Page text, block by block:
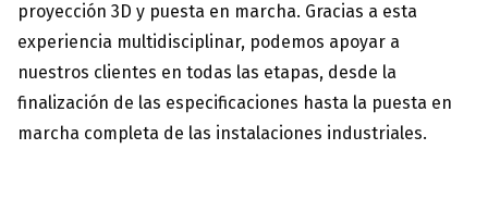
proyección 3D y puesta en marcha. Gracias a esta
experiencia multidisciplinar, podemos apoyar a
nuestros clientes en todas las etapas, desde la
finalización de las especificaciones hasta la puesta en
marcha completa de las instalaciones industriales.